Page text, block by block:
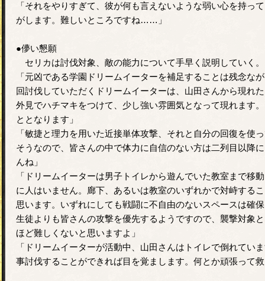
「それをやりすぎて、彼が何も言えないような弱い心を持っ
がします。難しいところですね……」
●儚い懇願
セリカは討伐対象、敵の能力について手早く説明していく。
「元凶である学園ドリームイーターを補足することは残念な
回討伐していただくドリームイーターは、山田さんから現れ
外見でハチマキをつけて、少し強い雰囲気となって現れます
ととなります」
「敏捷と理力を用いた近接単体攻撃、それと自分の回復を使
そうなので、皆さんの中で体力に自信のない方は二列目以降
んね」
「ドリームイーターは男子トイレから遊んでいた教室まで移
に人はいません。廊下、あるいは教室のいずれかで対峙する
思います。いずれにしても戦闘に不自由のないスペースは確
生徒よりも皆さんの攻撃を優先するようですので、襲撃対象
ほど難しくないと思いますよ」
「ドリームイーターが活動中、山田さんはトイレで倒れてい
事討伐することができれば目を覚まします。何とか頑張って